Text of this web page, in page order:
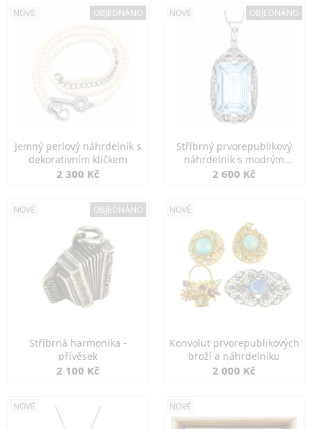
NOVÉ OBJEDNÁNO
Jemný perlový náhrdelník s
dekorativním klíčkem
2 300 Kč
NOVÉ OBJEDNÁNO
Stříbrný prvorepublikový
náhrdelník s modrým
spinelem
2 600 Kč
NOVÉ OBJEDNÁNO
Stříbrná harmonika -
přívěsek
2 100 Kč
NOVÉ
Konvolut prvorepublikových
broží a náhrdelníku
2 000 Kč
NOVÉ NOVÉ